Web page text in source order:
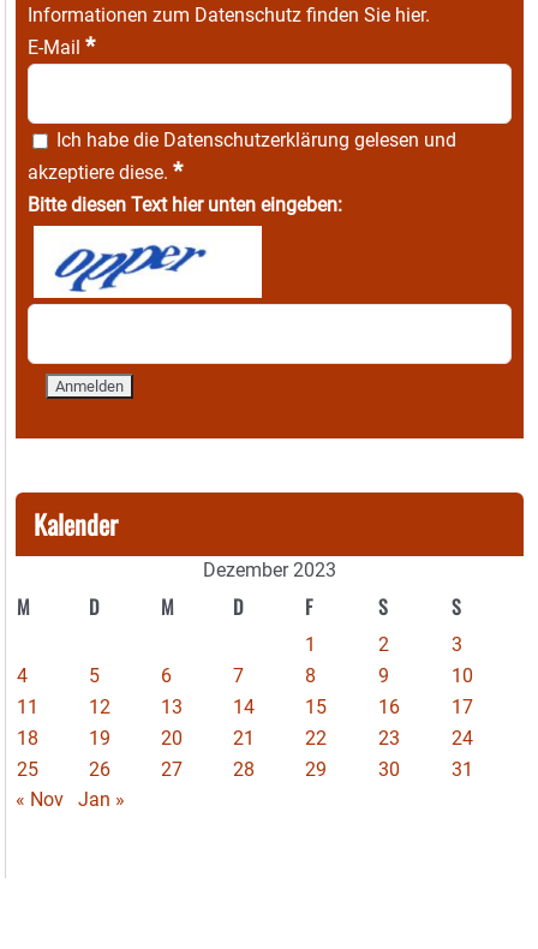
Informationen zum Datenschutz finden Sie hier.
E-Mail *
Ich habe die Datenschutzerklärung gelesen und
akzeptiere diese. *
Bitte diesen Text hier unten eingeben:
Kalender
Dezember 2023
M D M D F S S
1 2
3
4
5 6 7 8 9
10
11
12 13 14 15 16
17
18
19 20 21 22 23
24
25
26 27 28 29 30
31
« Nov
Jan »